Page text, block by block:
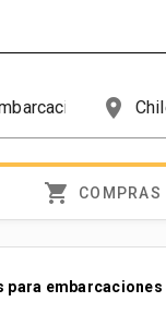
place
shopping_cart COMPRAS
para embarcaciones